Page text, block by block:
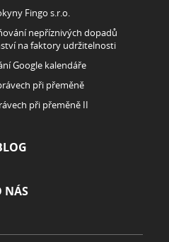
Fingo s.r.o.
nepříznivých dopadů
na faktory udržitelnosti
Google kalendáře
při přeměně
při přeměně II
NÁS